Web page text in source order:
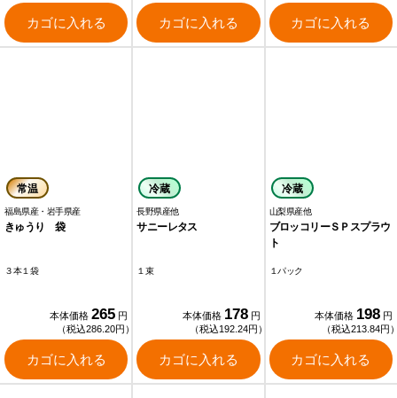
カゴに入れる カゴに入れる カゴに入れる
常温
福島県産・岩手県産
きゅうり 袋
３本１袋
本体価格 265 円
（税込286.20円）
カゴに入れる
冷蔵
長野県産他
サニーレタス
１束
本体価格 178 円
（税込192.24円）
カゴに入れる
冷蔵
山梨県産他
ブロッコリーＳＰスプラウ
ト
１パック
本体価格 198 円
（税込213.84円
カゴに入れる